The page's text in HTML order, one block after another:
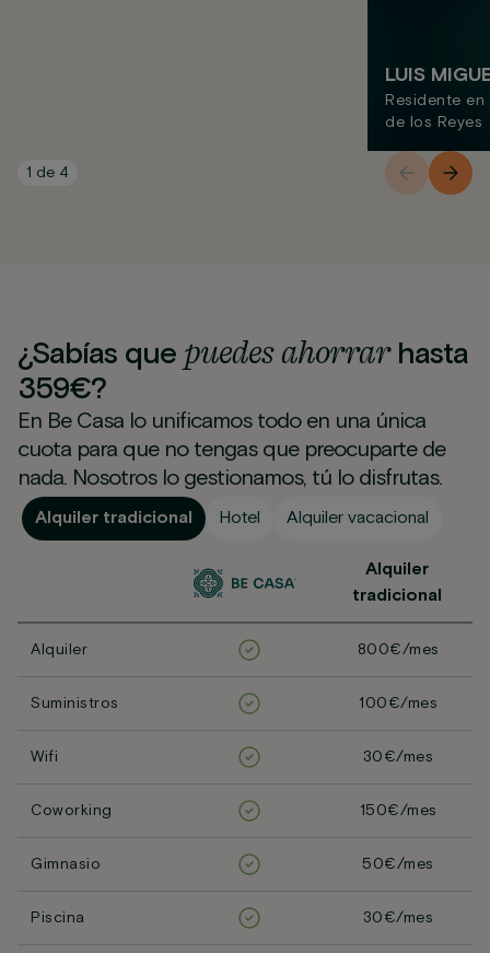
LUIS
Residente
de los Reyes
1 de 4
¿Sabías que puedesahorrarhasta
359€?
En Be Casa lo unificamos todo en una única
cuota para que no tengas que preocuparte de
nada. Nosotros lo gestionamos, tú lo disfrutas.
Alquiler tradicional Hotel Alquiler vacacional
Alquiler
tradicional
Alquiler 800€/mes
Suministros 100€/mes
Wifi 30€/mes
Coworking 150€/mes
Gimnasio 50€/mes
Piscina 30€/mes